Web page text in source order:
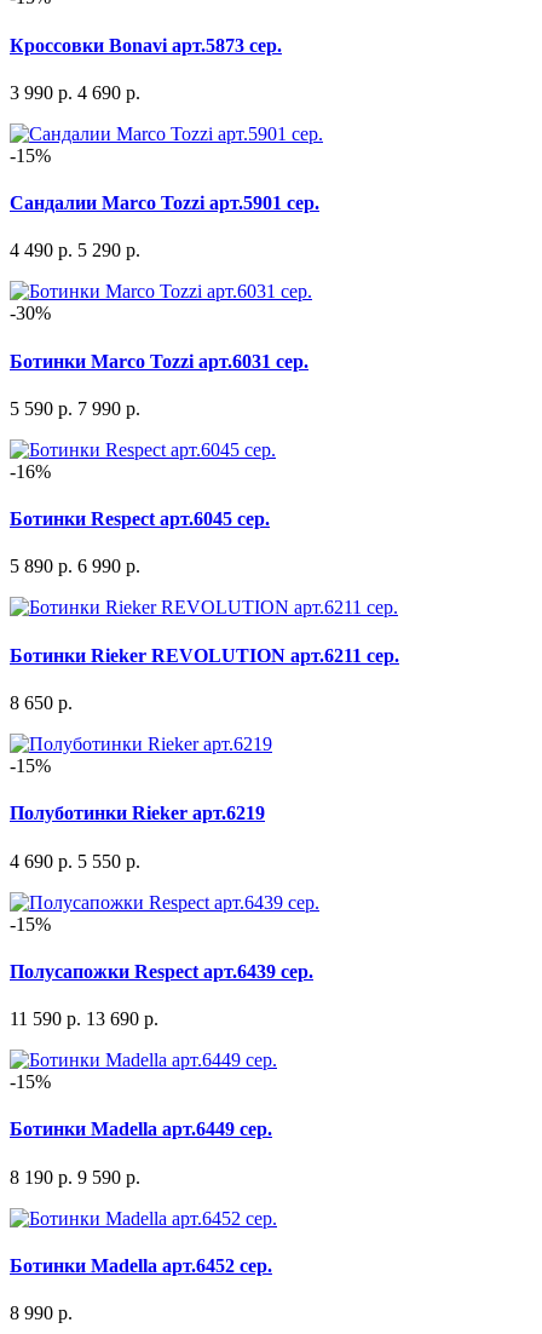
Кроссовки Bonavi арт.5873 сер.
3 990 р. 4 690 р.
-15%
Сандалии Marco Tozzi арт.5901 сер.
4 490 р. 5 290 р.
-30%
Ботинки Marco Tozzi арт.6031 сер.
5 590 р. 7 990 р.
-16%
Ботинки Respect арт.6045 сер.
5 890 р. 6 990 р.
Ботинки Rieker REVOLUTION арт.6211 сер.
8 650 р.
-15%
Полуботинки Rieker арт.6219
4 690 р. 5 550 р.
-15%
Полусапожки Respect арт.6439 сер.
11 590 р. 13 690 р.
-15%
Ботинки Madella арт.6449 сер.
8 190 р. 9 590 р.
Ботинки Madella арт.6452 сер.
8 990 р.